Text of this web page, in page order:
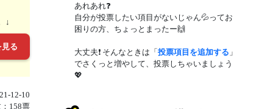
↓
る
12-10
158票
あれあれ❓
自分が投票したい項目がないじゃん💦ってお
困りの方、ちょっとまったー🙌
大丈夫❗ そんなときは「投票項目を追加する 」
でさくっと増やして、投票しちゃいましょう
💖